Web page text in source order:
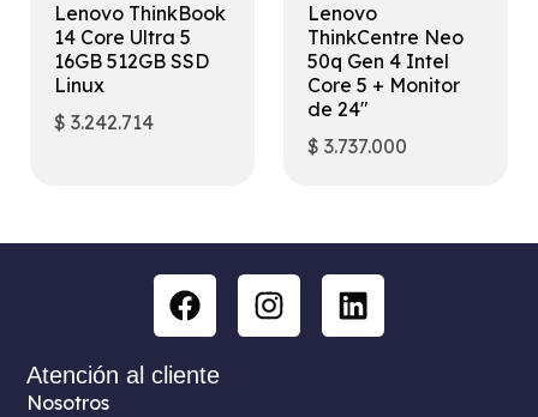
Lenovo ThinkBook
14 Core Ultra 5
16GB 512GB SSD
Linux
$ 3.242.714
Lenovo
ThinkCentre Neo
50q Gen 4 Intel
Core 5 + Monitor
de 24″
$ 3.737.000
Atención al cliente
Nosotros